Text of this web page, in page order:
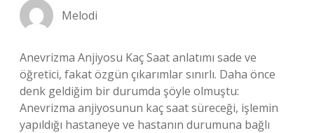
Melodi
Anevrizma Anjiyosu Kaç Saat anlatımı sade ve
öğretici, fakat özgün çıkarımlar sınırlı. Daha önce
denk geldiğim bir durumda şöyle olmuştu:
Anevrizma anjiyosunun kaç saat süreceği, işlemin
yapıldığı hastaneye ve hastanın durumuna bağlı